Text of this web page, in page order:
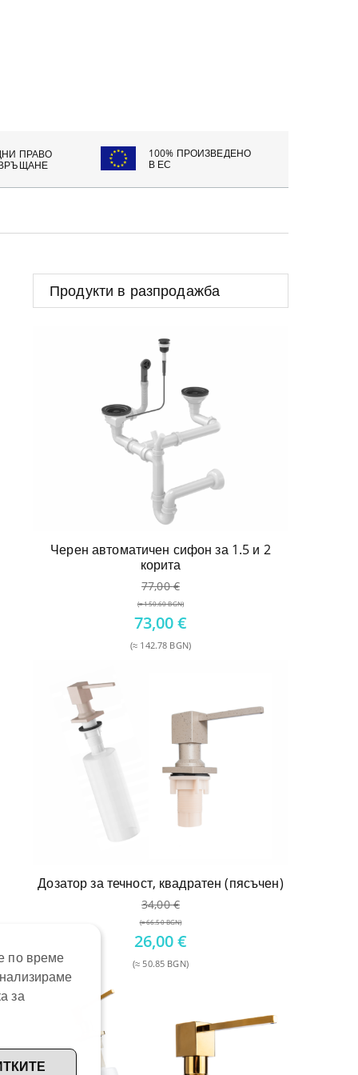
ПРАВО
100% ПРОИЗВЕДЕНО
В ЕС
Продукти в разпродажба
Черен автоматичен сифон за 1.5 и 2
корита
77,00€
(≈ 150.60 BGN)
Original
price
was:
73,00€
(≈ 142.78 BGN)
73,00 €.
Дозатор за течност, квадратен (пясъчен)
34,00€
(≈ 66.50 BGN)
Original
price
was:
26,00€
(≈ 50.85 BGN)
26,00 €.
по време
за